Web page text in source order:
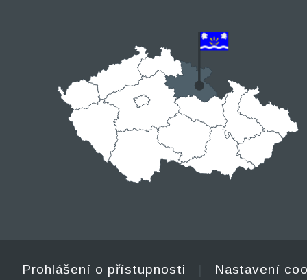
Prohlášení o přístupnosti
Nastavení